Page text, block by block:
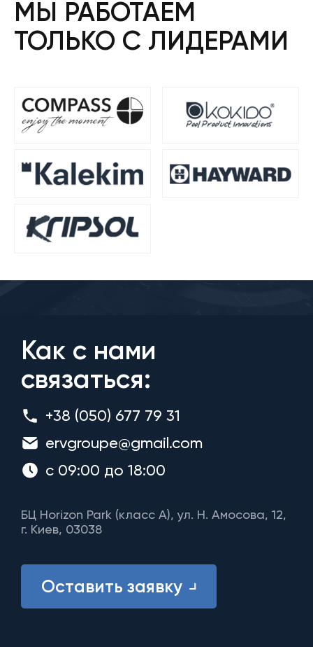
МЫ РАБОТАЕМ
ТОЛЬКО С ЛИДЕРАМИ
Как с нами
связаться:
+38 (050) 677 79 31
ervgroupe@gmail.com
с 09:00 до 18:00
БЦ Horizon Park (класс A), ул. Н. Амосова, 12,
г. Киев, 03038
Оставить заявку